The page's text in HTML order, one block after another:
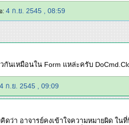
: 4 ก.ย. 2545 , 08:59
กันเหมือนใน Form แหล่ะครับ
4 ก.ย. 2545 , 09:09
ดว่า อาจารย์คงเข้าใจความหมายผิด ใน